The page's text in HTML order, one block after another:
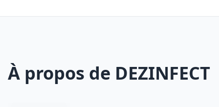
À propos de DEZINFECT